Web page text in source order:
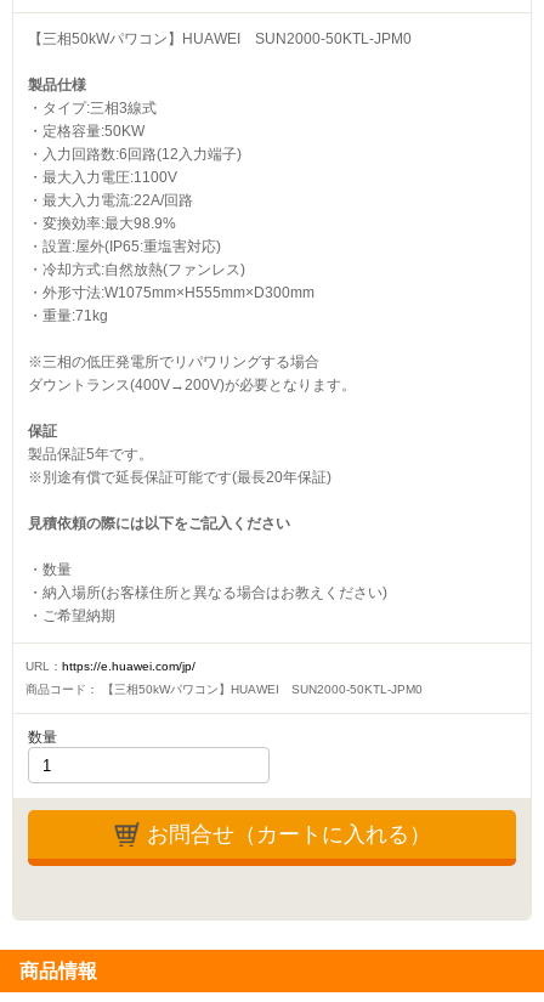
【三相50kWパワコン】HUAWEI SUN2000-50KTL-JPM0
製品仕様
・タイプ:三相3線式
・定格容量:50KW
・入力回路数:6回路(12入力端子)
・最大入力電圧:1100V
・最大入力電流:22A/回路
・変換効率:最大98.9%
・設置:屋外(IP65:重塩害対応)
・冷却方式:自然放熱(ファンレス)
・外形寸法:W1075mm×H555mm×D300mm
・重量:71kg
※三相の低圧発電所でリパワリングする場合
ダウントランス(400V→200V)が必要となります。
保証
製品保証5年です。
※別途有償で延長保証可能です(最長20年保証)
見積依頼の際には以下をご記入ください
・数量
・納入場所(お客様住所と異なる場合はお教えください)
・ご希望納期
URL：https://e.huawei.com/jp/
商品コード：
【三相50kWパワコン】HUAWEI SUN2000-50KTL-JPM0
数量
お問合せ（カートに入れる）
商品情報